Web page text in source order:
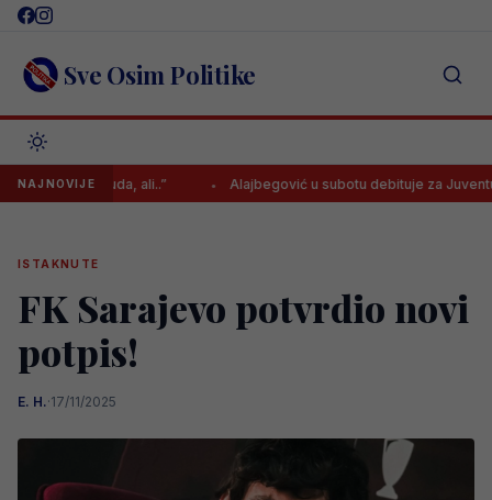
Skip
content Sve Osim Politike
NAJNOVIJE
ponuda, ali..” Alajbegović u subotu debituje za Juventus,
ISTAKNUTE
FK Sarajevo potvrdio novi
potpis!
E. H.·17/11/2025